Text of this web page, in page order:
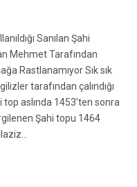
Sanılan Şahi
Mehmet Tarafından
Rastlanamıyor Sık sık
tarafından çalındığı
aslında 1453’ten sonra
Şahi topu 1464